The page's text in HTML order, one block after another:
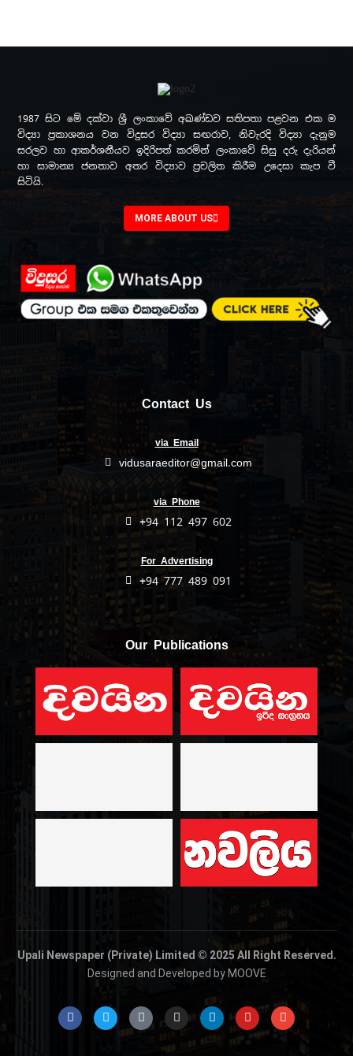
1987 සිට මේ දක්වා ශ්‍රී ලංකාවේ අඛණ්ඩව සතිපතා පළවන එක ම
විද්‍යා ප්‍රකාශනය වන විදුසර විද්‍යා සඟරාව, නිවැරදි විද්‍යා දැනුම
සරලව හා ආකර්ශනීයව ඉදිරිපත් කරමින් ලංකාවේ සිසු දරු දැරියන්
හා සාමාන්‍ය ජනතාව අතර විද්‍යාව ප්‍රචලිත කිරීම උදෙසා කැප වී
සිටියි.
MORE ABOUT US
Contact Us
via Email
vidusaraeditor@gmail.com
via Phone
+94 112 497 602
For Advertising
+94 777 489 091
Our Publications
Upali Newspaper (Private) Limited © 2025 All Right Reserved.
Designed and Developed by MOOVE